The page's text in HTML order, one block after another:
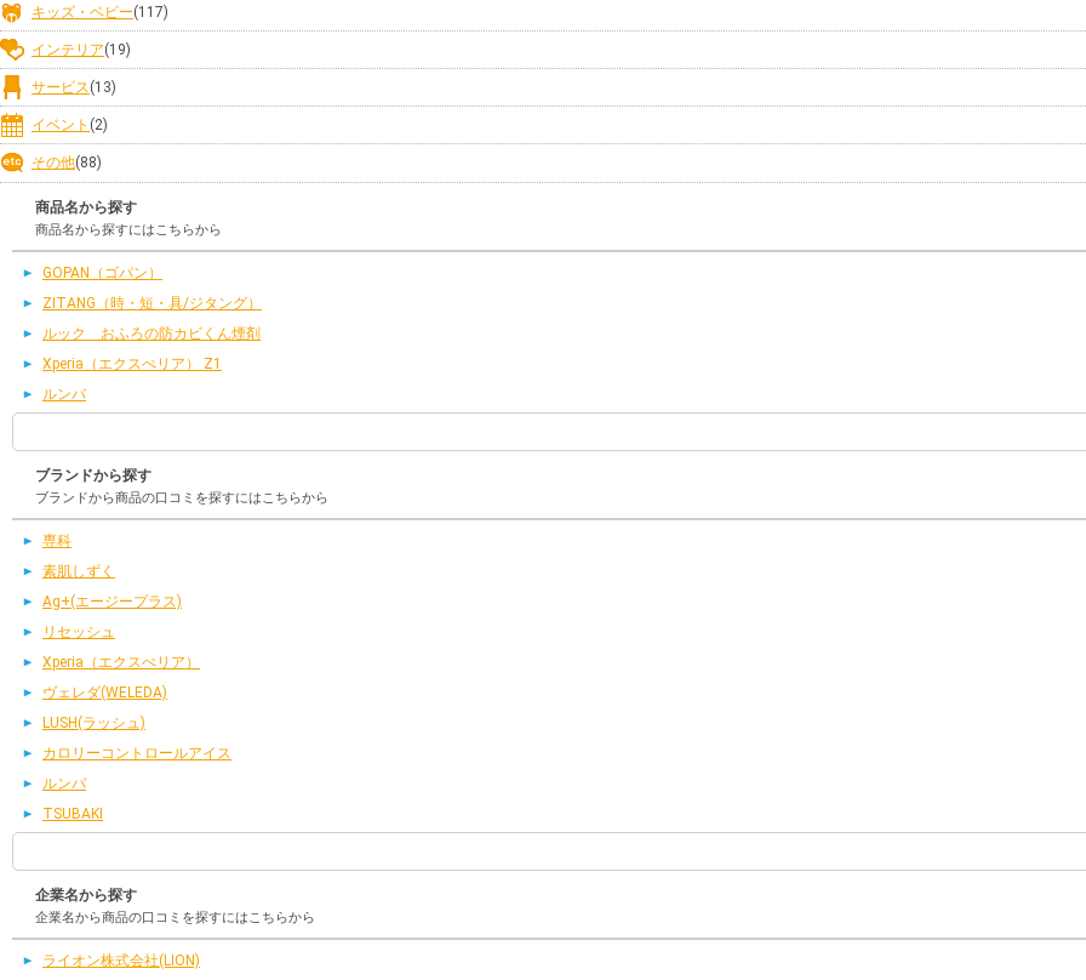
キッズ・ベビー(117)
インテリア(19)
サービス(13)
イベント (2)
その他(88)
商品名から探す
商品名から探すにはこちらから
GOPAN（ゴパン）
ZITANG（時・短・具/ジタング）
ルック おふろの防カビくん煙剤
Xperia（エクスぺリア） Z1
ルンバ
ブランドから探す
ブランドから商品の口コミを探すにはこちらから
専科
素肌しずく
Ag+(エージープラス)
リセッシュ
Xperia（エクスぺリア）
ヴェレダ(WELEDA)
LUSH(ラッシュ)
カロリーコントロールアイス
ルンバ
TSUBAKI
企業名から探す
企業名から商品の口コミを探すにはこちらから
ライオン株式会社(LION)